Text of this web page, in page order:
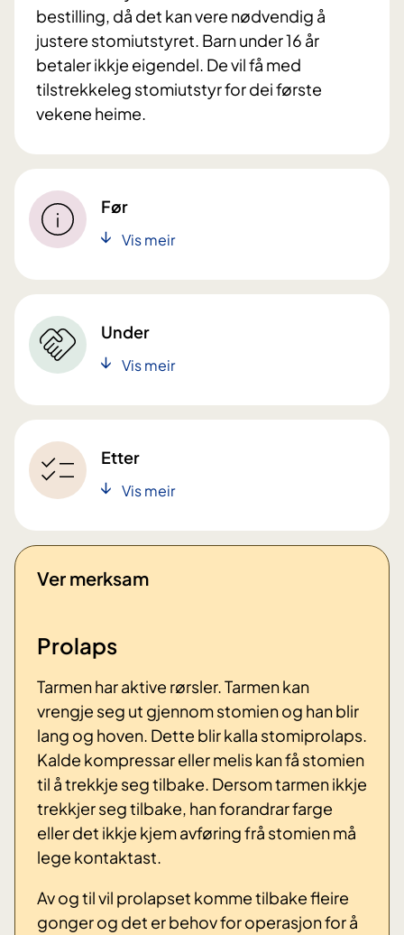
bestilling, då det kan vere nødvendig å
justere stomiutstyret. Barn under 16 år
betaler ikkje eigendel. De vil få med
tilstrekkeleg stomiutstyr for dei første
vekene heime.
Før
Vis meir
Under
Vis meir
Etter
Vis meir
Ver merksam
Prolaps
Tarmen har aktive rørsler. Tarmen kan
vrengje seg ut gjennom stomien og han blir
lang og hoven. Dette blir kalla stomiprolaps.
Kalde kompressar eller melis kan få stomien
til å trekkje seg tilbake. Dersom tarmen ikkje
trekkjer seg tilbake, han forandrar farge
eller det ikkje kjem avføring frå stomien må
lege kontaktast.
Av og til vil prolapset komme tilbake fleire
gonger og det er behov for operasjon for å